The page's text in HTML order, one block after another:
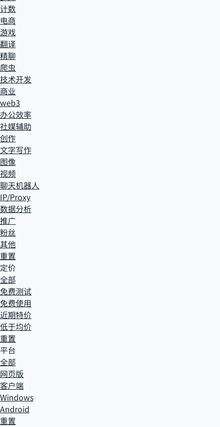
计数
电商
游戏
翻译
精聊
爬虫
技术开发
商业
web3
办公效率
社媒辅助
创作
文字写作
图像
视频
聊天机器人
IP/Proxy
数据分析
推广
粉丝
其他
重置
定价
全部
免费测试
免费使用
近期特价
低于均价
重置
平台
全部
网页版
客户端
Windows
Android
重置